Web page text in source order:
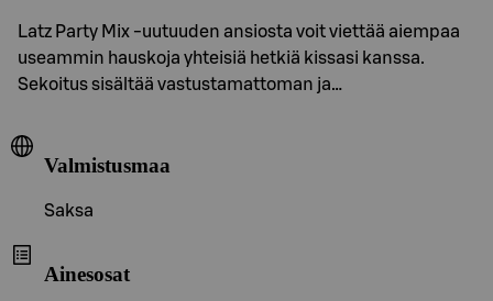
Latz Party Mix -uutuuden ansiosta voit viettää aiempaa
useammin hauskoja yhteisiä hetkiä kissasi kanssa.
Sekoitus sisältää vastustamattoman ja…
Valmistusmaa
Saksa
Ainesosat